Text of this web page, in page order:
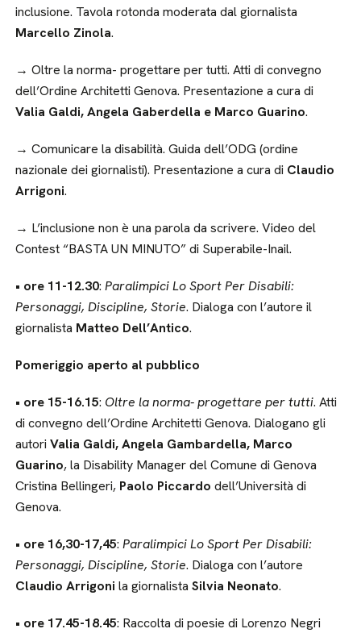
inclusione. Tavola rotonda moderata dal giornalista
Marcello Zinola.
→ Oltre la norma- progettare per tutti. Atti di convegno
dell’Ordine Architetti Genova. Presentazione a cura di
Valia Galdi, Angela Gaberdella e Marco Guarino.
→ Comunicare la disabilità. Guida dell’ODG (ordine
nazionale dei giornalisti). Presentazione a cura di Claudio
Arrigoni.
→ L’inclusione non è una parola da scrivere. Video del
Contest “BASTA UN MINUTO” di Superabile-Inail.
• ore 11-12.30:Paralimpici Lo Sport Per Disabili:
Personaggi, Discipline, Storie. Dialoga con l’autore il
giornalista Matteo Dell’Antico.
Pomeriggio aperto al pubblico
• ore 15-16.15: Oltre la norma- progettare per tutti. Atti
di convegno dell’Ordine Architetti Genova. Dialogano gli
autoriValia Galdi, Angela Gambardella, Marco
Guarino, la Disability Manager del Comune di Genova
Cristina Bellingeri, Paolo Piccardo dell’Università di
Genova.
• ore 16,30-17,45: Paralimpici Lo Sport Per Disabili:
Personaggi, Discipline, Storie. Dialoga con l’autore
Claudio Arrigoni la giornalistaSilvia Neonato.
• ore 17.45-18.45: Raccolta di poesie di Lorenzo Negri